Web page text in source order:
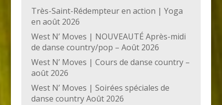
Très-Saint-Rédempteur en action | Yoga
en août 2026
West N’ Moves | NOUVEAUTÉ Après-midi
de danse country/pop – Août 2026
West N’ Moves | Cours de danse country –
août 2026
West N’ Moves | Soirées spéciales de
danse country Août 2026